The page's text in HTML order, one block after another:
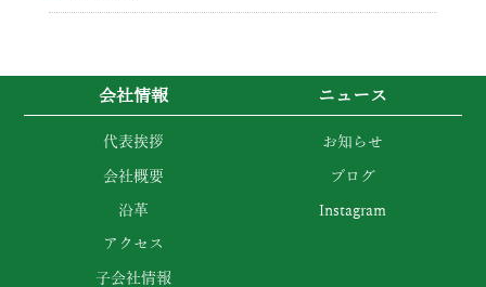
会社情報
代表挨拶
会社概要
沿革
アクセス
子会社情報
ニュース
お知らせ
ブログ
Instagram